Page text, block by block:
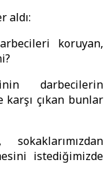
aldı:
koruyan,
darbecilerin
karşı çıkan bunlar
sokaklarımızdan
istediğimizde